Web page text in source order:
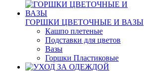
ГОРШКИ ЦВЕТОЧНЫЕ И ВАЗЫ
Кашпо плетеные
Подставки для цветов
Вазы
Горшки Пластиковые